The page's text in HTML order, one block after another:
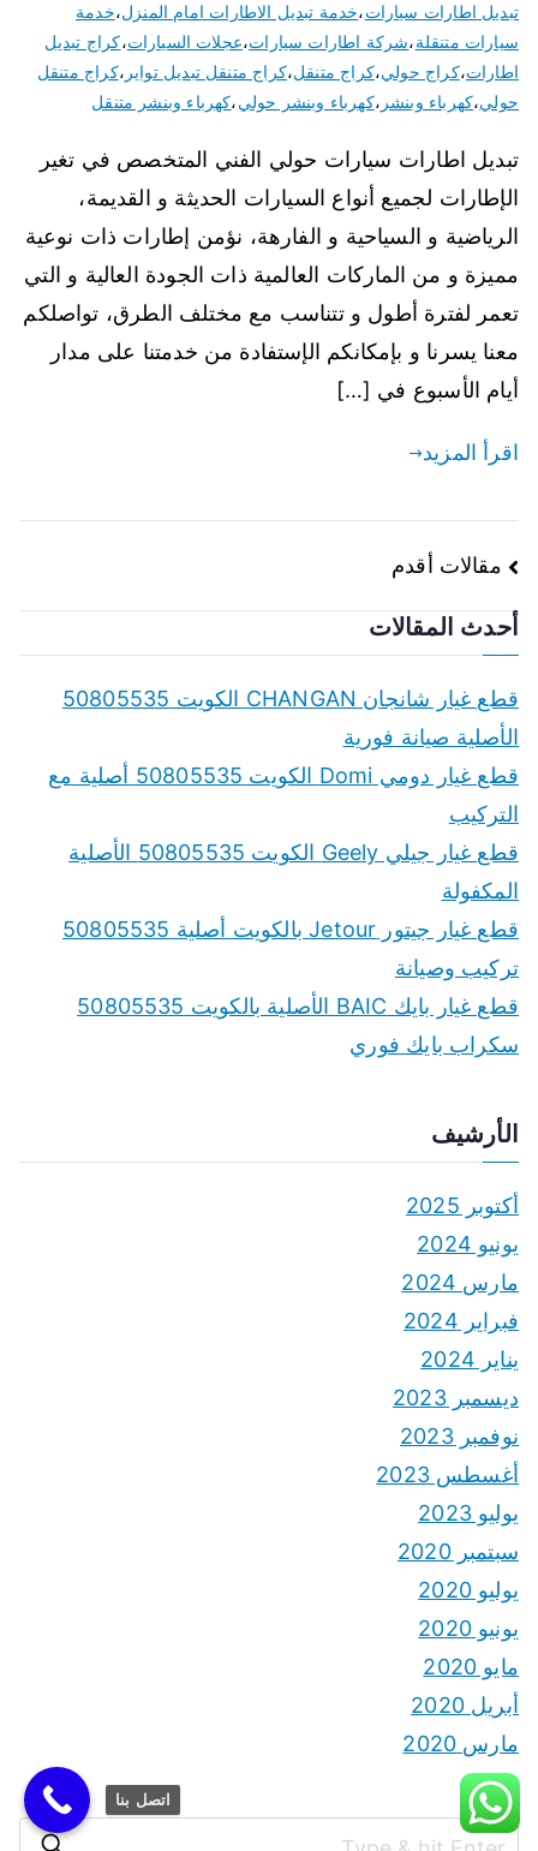
تبديل اطارات سيارات،خدمة تبديل الاطارات امام المنزل،خدمة
سيارات متنقلة،شركة اطارات سيارات،عجلات السيارات،كراج تبديل
اطارات،كراج حولي،كراج متنقل،كراج متنقل تبديل تواير ،كراج متنقل
حولي،كهرباء وبنشر ،كهرباء وبنشر حولي،كهرباء وبنشر متنقل
تبديل اطارات سيارات حولي الفني المتخصص في تغير
الإطارات لجميع أنواع السيارات الحديثة و القديمة،
الرياضية و السياحية و الفارهة، نؤمن إطارات ذات نوعية
مميزة و من الماركات العالمية ذات الجودة العالية و التي
تعمر لفترة أطول و تتناسب مع مختلف الطرق، تواصلكم
معنا يسرنا و بإمكانكم الإستفادة من خدمتنا على مدار
أيام الأسبوع في […]
اقرأ المزيد
تصفّح
المقالات
مقالات أقدم
أحدث المقالات
قطع غيار شانجان CHANGAN الكويت 50805535
الأصلية صيانة فورية
قطع غيار دومي Domi الكويت 50805535 أصلية مع
التركيب
قطع غيار جيلي Geely الكويت 50805535 الأصلية
المكفولة
قطع غيار جيتور Jetour بالكويت أصلية 50805535
تركيب وصيانة
قطع غيار بايك BAIC الأصلية بالكويت 50805535
سكراب بايك فوري
الأرشيف
أكتوبر 2025
يونيو 2024
مارس 2024
فبراير 2024
يناير 2024
ديسمبر 2023
نوفمبر 2023
أغسطس 2023
يوليو 2023
سبتمبر 2020
يوليو 2020
يونيو 2020
مايو 2020
أبريل 2020
مارس 2020
اتصل بنا